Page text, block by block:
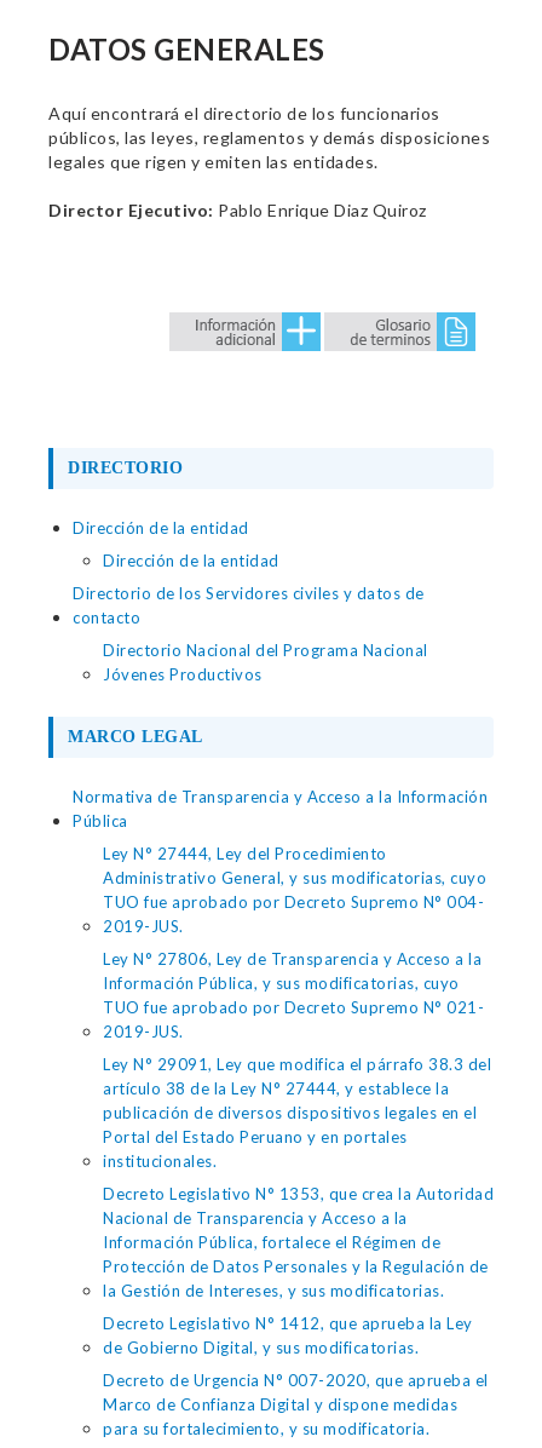
DATOS GENERALES
Aquí encontrará el directorio de los funcionarios
públicos, las leyes, reglamentos y demás disposiciones
legales que rigen y emiten las entidades.
Director Ejecutivo: Pablo Enrique Diaz Quiroz
DIRECTORIO
Dirección de la entidad
Dirección de la entidad
Directorio de los Servidores civiles y datos de
contacto
Directorio Nacional del Programa Nacional
Jóvenes Productivos
MARCO LEGAL
Normativa de Transparencia y Acceso a la Información
Pública
Ley N° 27444, Ley del Procedimiento
Administrativo General, y sus modificatorias, cuyo
TUO fue aprobado por Decreto Supremo N° 004-
2019-JUS.
Ley N° 27806, Ley de Transparencia y Acceso a la
Información Pública, y sus modificatorias, cuyo
TUO fue aprobado por Decreto Supremo N° 021-
2019-JUS.
Ley N° 29091, Ley que modifica el párrafo 38.3 del
artículo 38 de la Ley N° 27444, y establece la
publicación de diversos dispositivos legales en el
Portal del Estado Peruano y en portales
institucionales.
Decreto Legislativo N° 1353, que crea la Autoridad
Nacional de Transparencia y Acceso a la
Información Pública, fortalece el Régimen de
Protección de Datos Personales y la Regulación de
la Gestión de Intereses, y sus modificatorias.
Decreto Legislativo N° 1412, que aprueba la Ley
de Gobierno Digital, y sus modificatorias.
Decreto de Urgencia N° 007-2020, que aprueba el
Marco de Confianza Digital y dispone medidas
para su fortalecimiento, y su modificatoria.